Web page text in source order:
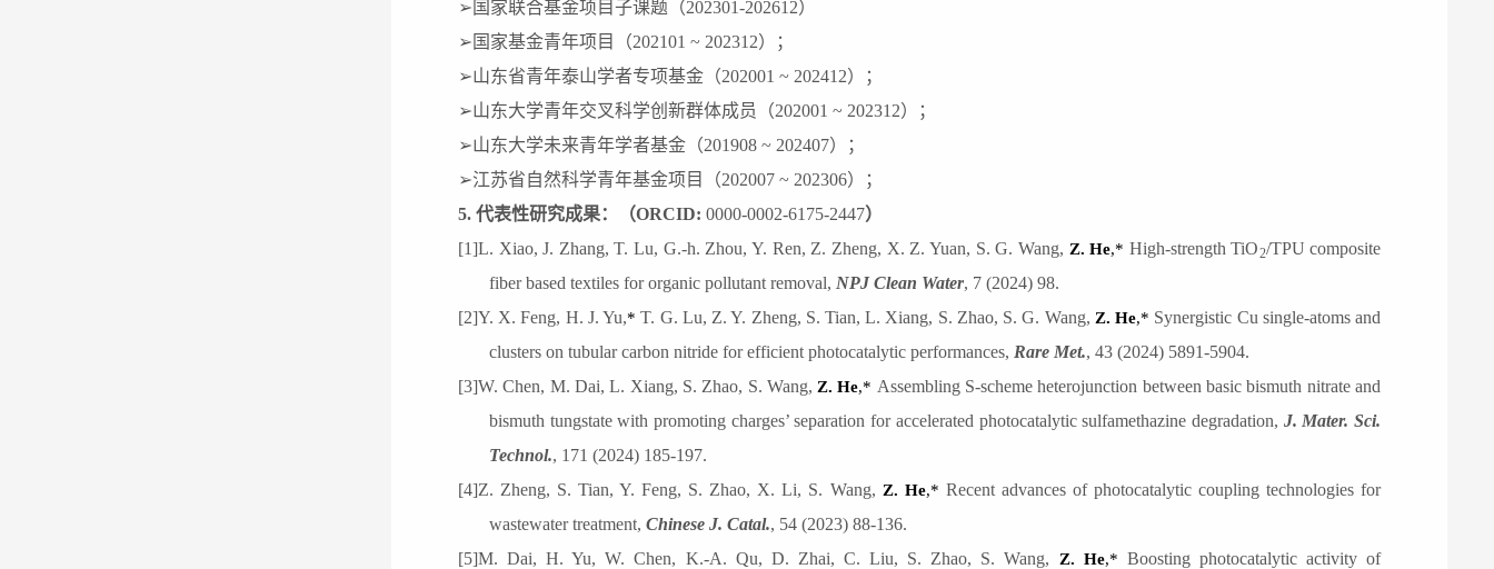
➢ 国家联合基金项目子课题（202301-202612）
➢ 国家基金青年项目（202101 ~ 202312）；
➢山东省青年泰山学者专项基金（202001 ~ 202412）；
➢山东大学青年交叉科学创新群体成员（202001 ~ 202312）；
➢山东大学未来青年学者基金（201908 ~ 202407）；
➢江苏省自然科学青年基金项目（202007 ~ 202306）；
5. 代表性研究成果： （ORCID: 0000-0002-6175-2447）
[1]L. Xiao, J. Zhang, T. Lu, G.-h. Zhou, Y. Ren, Z. Zheng, X. Z. Yuan, S. G. Wang, Z. He,* High-strength TiO2/TPU composite
fiber based textiles for organic pollutant removal, NPJ Clean Water, 7 (2024) 98.
[2]Y. X. Feng, H. J. Yu,* T. G. Lu, Z. Y. Zheng, S. Tian, L. Xiang, S. Zhao, S. G. Wang, Z. He,* Synergistic Cu single-atoms and
clusters on tubular carbon nitride for efficient photocatalytic performances, Rare Met., 43 (2024) 5891-5904.
[3]W. Chen, M. Dai, L. Xiang, S. Zhao, S. Wang, Z. He,* Assembling S-scheme heterojunction between basic bismuth nitrate and
bismuth tungstate with promoting charges’ separation for accelerated photocatalytic sulfamethazine degradation, J. Mater. Sci.
Technol., 171 (2024) 185-197.
[4]Z. Zheng, S. Tian, Y. Feng, S. Zhao, X. Li, S. Wang, Z. He,* Recent advances of photocatalytic coupling technologies for
wastewater treatment, Chinese J. Catal., 54 (2023) 88-136.
[5]M. Dai, H. Yu, W. Chen, K.-A. Qu, D. Zhai, C. Liu, S. Zhao, S. Wang, Z. He,* Boosting photocatalytic activity of